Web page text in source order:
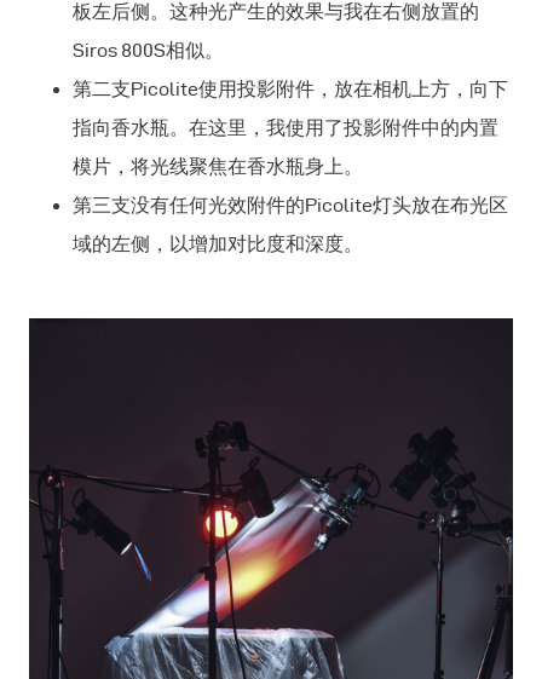
板左后侧。这种光产生的效果与我在右侧放置的
Siros 800S相似。
第二支Picolite使用投影附件，放在相机上方，向下
指向香水瓶。在这里，我使用了投影附件中的内置
模片，将光线聚焦在香水瓶身上。
第三支没有任何光效附件的Picolite灯头放在布光区
域的左侧，以增加对比度和深度。